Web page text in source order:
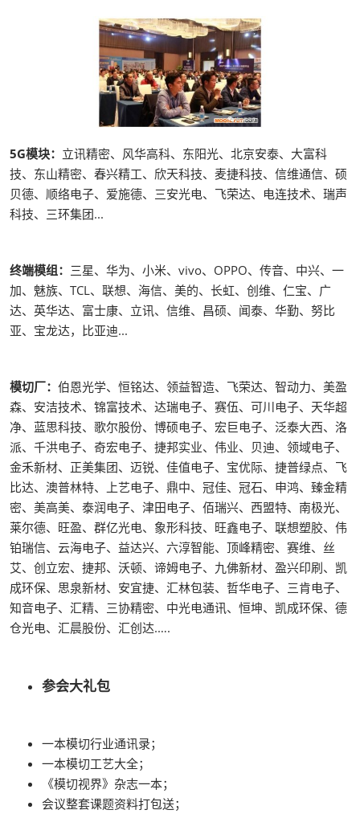
5G模块： 立讯精密、风华高科、东阳光、北京安泰、大富科
技、东山精密、春兴精工、欣天科技、麦捷科技、信维通信、硕
贝德、顺络电子、爱施德、三安光电、飞荣达、电连技术、瑞声
科技、三环集团...
终端模组： 三星、华为、小米、vivo、OPPO、传音、中兴、一
加、魅族、TCL、联想、海信、美的、长虹、创维、仁宝、广
达、英华达、富士康、立讯、信维、昌硕、闻泰、华勤、努比
亚、宝龙达，比亚迪...
模切厂： 伯恩光学、恒铭达、领益智造、飞荣达、智动力、美盈
森、安洁技术、锦富技术、达瑞电子、赛伍、可川电子、天华超
净、蓝思科技、歌尔股份、博硕电子、宏巨电子、泛泰大西、洛
派、千洪电子、奇宏电子、捷邦实业、伟业、贝迪、领域电子、
金禾新材、正美集团、迈锐、佳值电子、宝优际、捷普绿点、飞
比达、澳普林特、上艺电子、鼎中、冠佳、冠石、申鸿、臻金精
密、美高美、泰润电子、津田电子、佰瑞兴、西盟特、南极光、
莱尔德、旺盈、群亿光电、象形科技、旺鑫电子、联想塑胶、伟
铂瑞信、云海电子、益达兴、六淳智能、顶峰精密、赛维、丝
艾、创立宏、捷邦、沃顿、谛姆电子、九佛新材、盈兴印刷、凯
成环保、思泉新材、安宜捷、汇林包装、哲华电子、三肯电子、
知音电子、汇精、三协精密、中光电通讯、恒坤、凯成环保、德
仓光电、汇晨股份、汇创达.….
参会大礼包
一本模切行业通讯录；
一本模切工艺大全；
《模切视界》杂志一本；
会议整套课题资料打包送；